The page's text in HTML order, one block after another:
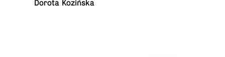
Dorota Kozińska